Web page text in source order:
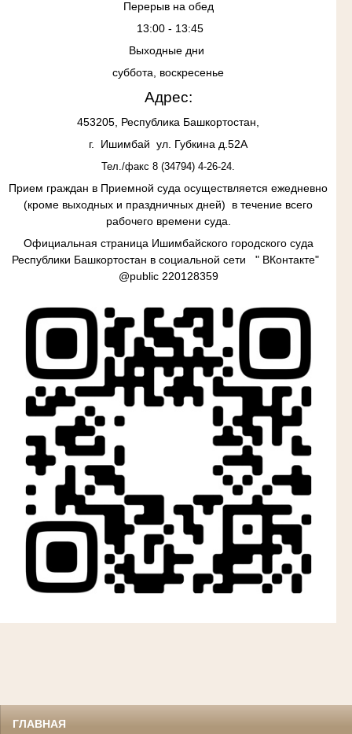
Перерыв на обед
13:00 - 13:45
Выходные дни
суббота, воскресенье
Адрес:
453205, Республика Башкортостан,
г. Ишимбай ул. Губкина д.52А
Тел./факс 8 (34794) 4-26-24.
Прием граждан в Приемной суда осуществляется ежедневно
(кроме выходных и праздничных дней) в течение всего
рабочего времени суда.
Официальная страница Ишимбайского городского суда
Республики Башкортостан в социальной сети " ВКонтакте"
@public220128359
ГЛАВНАЯ